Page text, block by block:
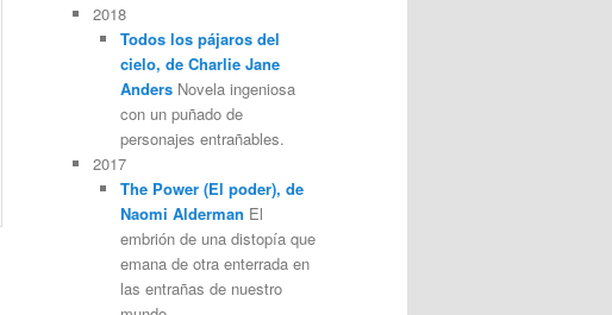
2018
Todos los pájaros del
cielo, de Charlie Jane
AndersNovela ingeniosa
con un puñado de
personajes entrañables.
2017
The Power (El poder), de
Naomi Alderman El
embrión de una distopía que
emana de otra enterrada en
las entrañas de nuestro